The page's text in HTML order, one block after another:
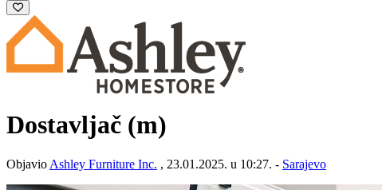
Dostavljač (m)
Objavio Ashley Furniture Inc. , 23.01.2025. u 10:27. - Sarajevo